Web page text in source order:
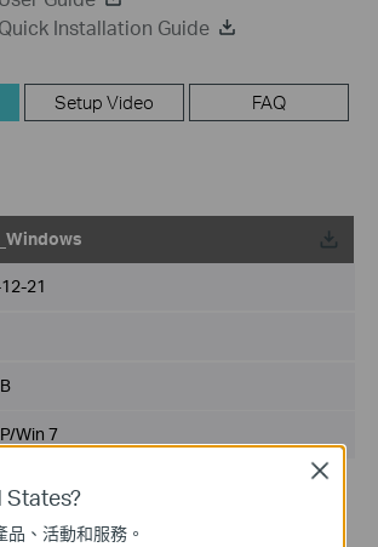
Installation Guide
Setup Video FAQ
21
Win 7
Windows XP
8/8.1/10/11, UB400 supports plug and play.
States?
品、活動和服務。
Close